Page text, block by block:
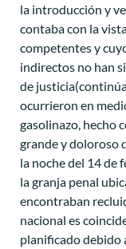
la introducción y
contaba con la
competentes y
indirectos no han
de
ocurrieron en
gasolinazo, hecho
grande y doloroso
la noche del 14 de
la granja penal
encontraban
nacional es
planificado debido